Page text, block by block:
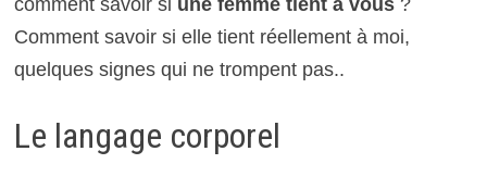
Comment savoir si elle tient réellement à moi,
quelques signes qui ne trompent pas..
Le langage corporel